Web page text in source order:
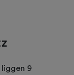
liggen 9